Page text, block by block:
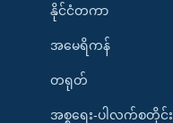
နိုင်ငံတကာ
အမေရိကန်
တရုတ်
အစ္စရေး-ပါလက်စတိုင်း